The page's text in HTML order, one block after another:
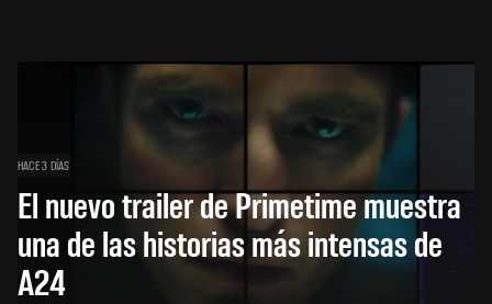
HACE 3 DÍAS
El nuevo trailer de Primetime muestra
una de las historias más intensas de
A24